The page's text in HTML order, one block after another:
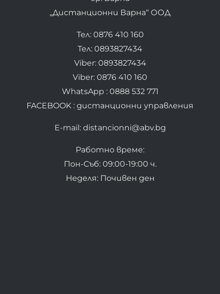
„Дистанционни Варна“ ООД
Тел: 0876 410 160
Тел: 0893827434
Viber: 0893827434
Viber: 0876 410 160
WhatsApp : 0888 532 771
FACEBOOK : дистанционни управления
E-mail: distancionni@abv.bg
Работно време:
Пон-Съб: 09:00-19:00 ч.
Неделя: Почивен ден